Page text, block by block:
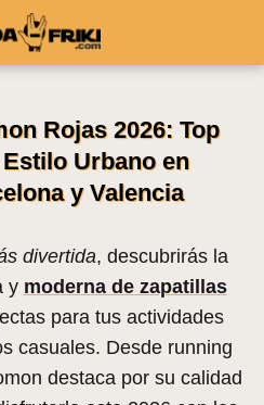
Rojas 2026: Top
Urbano en
y Valencia
divertida, descubrirás la
y moderna de zapatillas
para tus actividades
casuales. Desde running
destaca por su calidad